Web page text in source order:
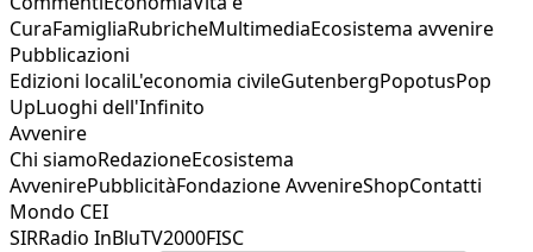
CuraFamigliaRubricheMultimediaEcosistema avvenire
Pubblicazioni
Edizioni localiL'economia civileGutenbergPopotusPop
UpLuoghi dell'Infinito
Avvenire
Chi siamoRedazioneEcosistema
AvvenirePubblicitàFondazione AvvenireShopContatti
Mondo CEI
SIRRadio InBluTV2000FISC